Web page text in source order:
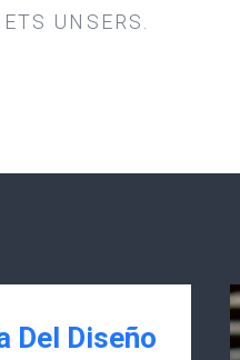
UNSERS.
Del Diseño